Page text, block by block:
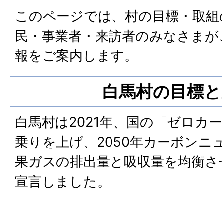
このページでは、村の目標・取
民・事業者・来訪者のみなさま
報をご案内します。
白馬村の目標
白馬村は2021年、国の「ゼロカ
乗りを上げ、2050年カーボンニ
果ガスの排出量と吸収量を均衡
宣言しました。